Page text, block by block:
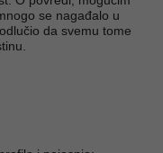
se nagađalo u
da svemu tome